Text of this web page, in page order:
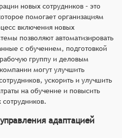
новых сотрудников – это
помогает организациям
включения новых
позволяют автоматизировать
с обучением, подготовкой
группу и деловым
могут улучшить
ускорить и улучшить
на обучение и повысить
адаптацией